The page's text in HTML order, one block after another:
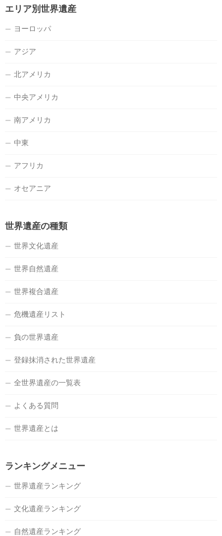
エリア別世界遺産
ヨーロッパ
アジア
北アメリカ
中央アメリカ
南アメリカ
中東
アフリカ
オセアニア
世界遺産の種類
世界文化遺産
世界自然遺産
世界複合遺産
危機遺産リスト
負の世界遺産
登録抹消された世界遺産
全世界遺産の一覧表
よくある質問
世界遺産とは
ランキングメニュー
世界遺産ランキング
文化遺産ランキング
自然遺産ランキング